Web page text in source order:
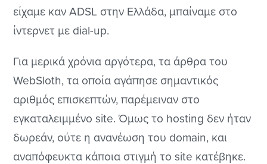
είχαμε καν ADSL στην Ελλάδα, μπαίναμε στο
ίντερνετ με dial-up.
Για μερικά χρόνια αργότερα, τα άρθρα του
WebSloth, τα οποία αγάπησε σημαντικός
αριθμός επισκεπτών, παρέμειναν στο
εγκαταλειμμένο site. Όμως το hosting δεν ήταν
δωρεάν, ούτε η ανανέωση του domain, και
αναπόφευκτα κάποια στιγμή το site κατέβηκε.